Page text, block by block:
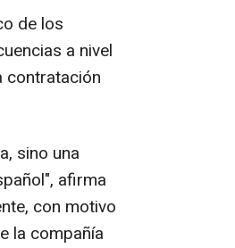
de los
a nivel
contratación
sino una
afirma
con motivo
la compañía